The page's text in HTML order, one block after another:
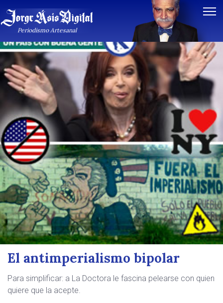
Periodismo Artesanal
El antimperialismo bipolar
Para simplificar: a La Doctora le fascina pelearse con quien
quiere que la acepte.